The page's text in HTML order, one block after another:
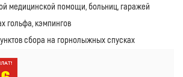
медицинской помощи, больниц, гаражей
гольфа, кэмпингов
сбора на горнолыжных спусках